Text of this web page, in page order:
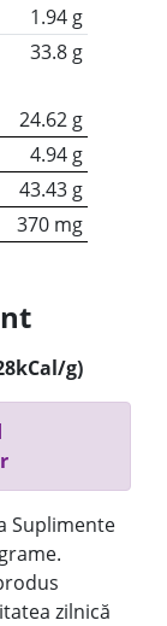
1.94 g
33.8 g
24.62 g
4.94 g
43.43 g
370 mg
g)
Suplimente
zilnică